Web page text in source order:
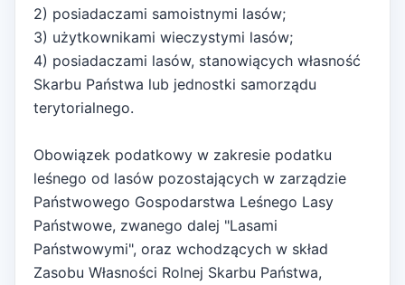
2) posiadaczami samoistnymi lasów;
3) użytkownikami wieczystymi lasów;
4) posiadaczami lasów, stanowiących własność
Skarbu Państwa lub jednostki samorządu
terytorialnego.
Obowiązek podatkowy w zakresie podatku
leśnego od lasów pozostających w zarządzie
Państwowego Gospodarstwa Leśnego Lasy
Państwowe, zwanego dalej "Lasami
Państwowymi", oraz wchodzących w skład
Zasobu Własności Rolnej Skarbu Państwa,